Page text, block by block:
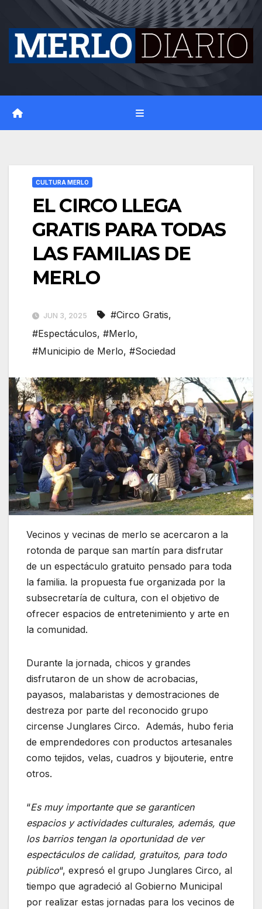
content
CULTURA MERLO
EL CIRCO LLEGA
GRATIS PARA TODAS
LAS FAMILIAS DE
MERLO
JUN 3, 2025 #Circo Gratis,
#Espectáculos, #Merlo,
#Municipio de Merlo, #Sociedad
Vecinos y vecinas de merlo se acercaron a la
rotonda de parque san martín para disfrutar
de un espectáculo gratuito pensado para toda
la familia. la propuesta fue organizada por la
subsecretaría de cultura, con el objetivo de
ofrecer espacios de entretenimiento y arte en
la comunidad.
Durante la jornada, chicos y grandes
disfrutaron de un show de acrobacias,
payasos, malabaristas y demostraciones de
destreza por parte del reconocido grupo
circense Junglares Circo. Además, hubo feria
de emprendedores con productos artesanales
como tejidos, velas, cuadros y bijouterie, entre
otros.
“Es muy importante que se garanticen
espacios y actividades culturales, además, que
los barrios tengan la oportunidad de ver
espectáculos de calidad, gratuitos, para todo
público“, expresó el grupo Junglares Circo, al
tiempo que agradeció al Gobierno Municipal
por realizar estas jornadas para los vecinos de